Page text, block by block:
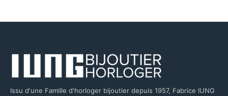
Issu d'une Famille d'horloger bijoutier depuis 1957, Fabrice IUNG